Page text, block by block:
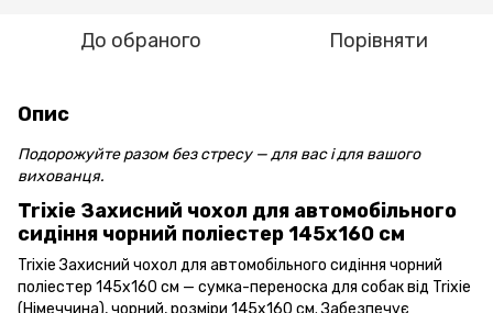
До обраного Порівняти
Опис
Подорожуйте разом без стресу — для вас і для вашого
вихованця.
Trixie Захисний чохол для автомобільного
сидіння чорний поліестер 145х160 см
Trixie Захисний чохол для автомобільного сидіння чорний
поліестер 145х160 см — сумка-переноска для собак від Trixie